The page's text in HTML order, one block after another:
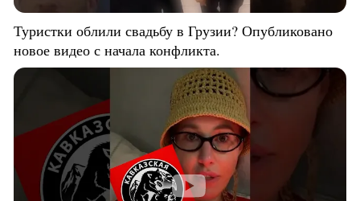
Туристки облили свадьбу в Грузии? Опубликовано
новое видео с начала конфликта.